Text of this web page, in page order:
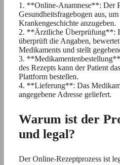
1. **Online-Anamnese**: Der
Gesundheitsfragebogen aus,
Krankengeschichte anzugeben.
2. **Ärztliche Überprüfung**:
überprüft die Angaben,
Medikaments und stellt
3.
des Rezepts kann der Patient
Plattform bestellen.
4. **Lieferung**: Das
angegebene Adresse geliefert.
Warum ist der
und legal?
Der Online-Rezeptprozess ist